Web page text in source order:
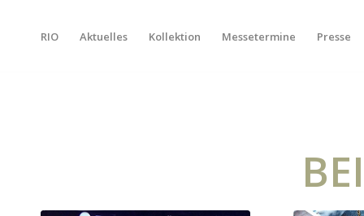
RIO Aktuelles Kollektion Messetermine Presse